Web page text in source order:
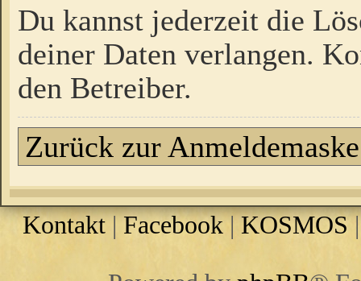
Du kannst jederzeit die
deiner Daten verlangen.
den Betreiber.
Zurück zur Anmeldemaske
Kontakt | Facebook| KOSMOS